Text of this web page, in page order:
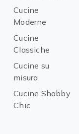
Cucine
Moderne
Cucine
Classiche
Cucine su
misura
Cucine Shabby
Chic